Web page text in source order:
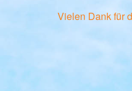
Vielen Dank für